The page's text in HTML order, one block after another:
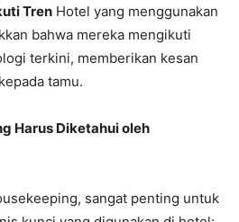
Tren Hotel yang menggunakan
bahwa mereka mengikuti
terkini, memberikan kesan
tamu.
Harus Diketahui oleh
sangat penting untuk